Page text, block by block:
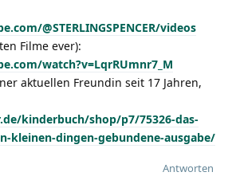
@STERLINGSPENCER/videos
Filme ever):
watch?v=LqrRUmnr7_M
aktuellen Freundin seit 17 Jahren,
kinderbuch/shop/p7/75326-das-
kleinen-dingen-gebundene-ausgabe/
Antworten